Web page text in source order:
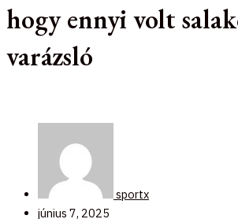
hogy ennyi volt
varázsló
sportx
június 7, 2025